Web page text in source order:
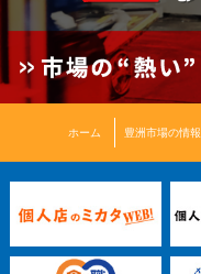
ホーム 豊洲市場の情報